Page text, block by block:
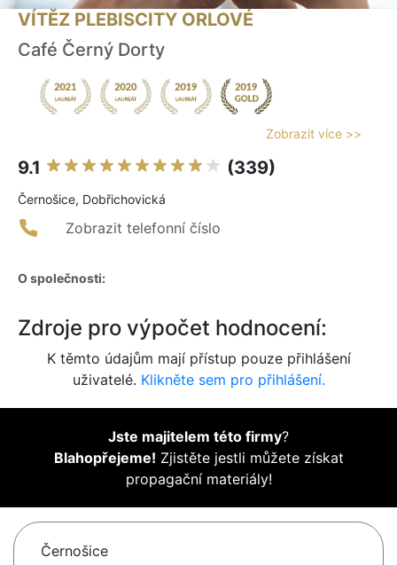
VÍTĚZ PLEBISCITY ORLOVÉ
Café Černý Dorty
Zobrazit více >>
9.1 (339)
Černošice, Dobřichovická
Zobrazit telefonní číslo
O společnosti:
Zdroje pro výpočet hodnocení:
K těmto údajům mají přístup pouze přihlášení
uživatelé. Klikněte sem pro přihlášení.
Jste majitelem této firmy?
Blahopřejeme! Zjistěte jestli můžete získat
propagační materiály!
Černošice